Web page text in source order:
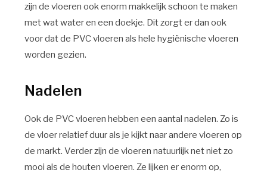
zijn de vloeren ook enorm makkelijk schoon te maken
met wat water en een doekje. Dit zorgt er dan ook
voor dat de PVC vloeren als hele hygiënische vloeren
worden gezien.
Nadelen
Ook de PVC vloeren hebben een aantal nadelen. Zo is
de vloer relatief duur als je kijkt naar andere vloeren op
de markt. Verder zijn de vloeren natuurlijk net niet zo
mooi als de houten vloeren. Ze lijken er enorm op,